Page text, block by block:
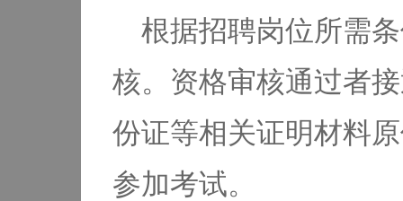
根据招聘岗位所需
核。资格审核通过者
份证等相关证明材料
参加考试。